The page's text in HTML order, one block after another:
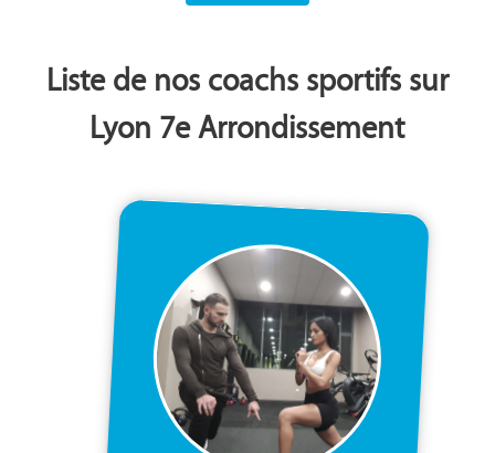
Liste de nos coachs sportifs sur
Lyon 7e Arrondissement